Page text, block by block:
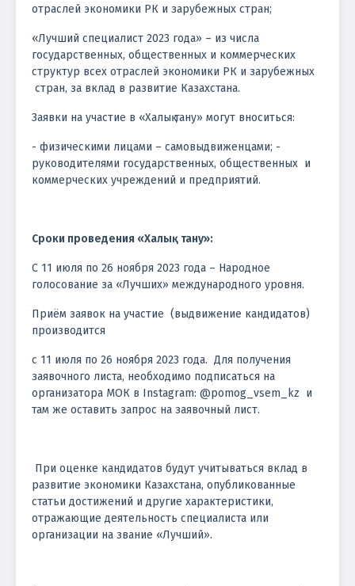
отраслей экономики РК и зарубежных стран;
«Лучший специалист 2023 года» – из числа
государственных, общественных и коммерческих
структур всех отраслей экономики РК и зарубежных
стран, за вклад в развитие Казахстана.
Заявки на участие в «Халық тану» могут вноситься:
- физическими лицами – самовыдвиженцами; -
руководителями государственных, общественных и
коммерческих учреждений и предприятий.
Сроки проведения «Халық тану»:
С 11 июля по 26 ноября 2023 года – Народное
голосование за «Лучших» международного уровня.
Приём заявок на участие (выдвижение кандидатов)
производится
с 11 июля по 26 ноября 2023 года. Для получения
заявочного листа, необходимо подписаться на
организатора МОК в Instagram: @pomog_vsem_kz и
там же оставить запрос на заявочный лист.
При оценке кандидатов будут учитываться вклад в
развитие экономики Казахстана, опубликованные
статьи достижений и другие характеристики,
отражающие деятельность специалиста или
организации на звание «Лучший».